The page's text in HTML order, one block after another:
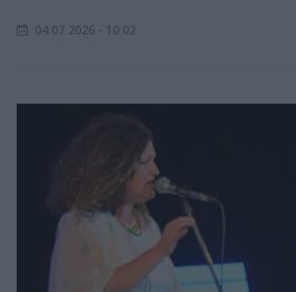
04.07.2026 - 10:02